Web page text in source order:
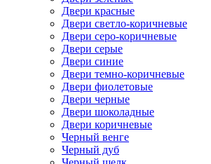
Двери красные
Двери светло-коричневые
Двери серо-коричневые
Двери серые
Двери синие
Двери темно-коричневые
Двери фиолетовые
Двери черные
Двери шоколадные
Двери коричневые
Черный венге
Черный дуб